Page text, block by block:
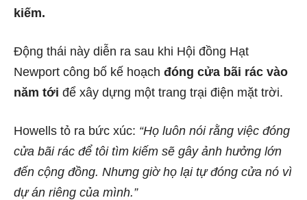
kiếm.
Động thái này diễn ra sau khi Hội đồng Hạt
Newport công bố kế hoạch đóng cửa bãi rác vào
năm tới để xây dựng một trang trại điện mặt trời.
Howells tỏ ra bức xúc: “Họ luôn nói rằng việc đóng
cửa bãi rác để tôi tìm kiếm sẽ gây ảnh hưởng lớn
đến cộng đồng. Nhưng giờ họ lại tự đóng cửa nó vì
dự án riêng của mình.”